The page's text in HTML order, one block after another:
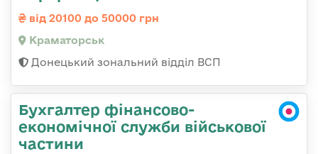
від 20100 до 50000 грн
Краматорськ
Донецький зональний відділ ВСП
Бухгалтер фінансово-
економічної служби військової
частини